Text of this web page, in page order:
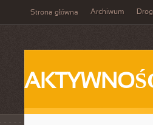
Strona główna Archiwum